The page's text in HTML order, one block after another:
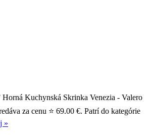
Kuchynská Skrinka Venezia - Valero
za cenu ⭐ 69.00 €. Patrí do kategórie
»